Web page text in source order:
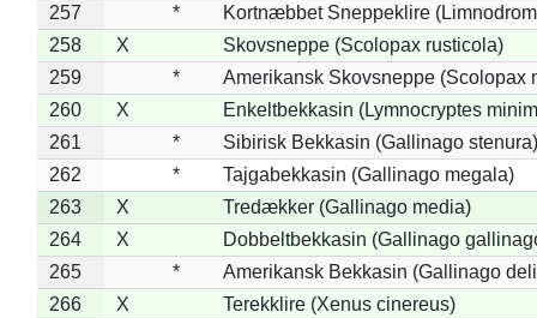
257
*
Kortnæbbet Sneppeklire
258
X
Skovsneppe (Scolopax rusticola)
259
*
Amerikansk Skovsneppe (Scolopax
260
X
Enkeltbekkasin (Lymnocryptes
261
*
Sibirisk Bekkasin (Gallinago stenura)
262
*
Tajgabekkasin (Gallinago megala)
263
X
Tredækker (Gallinago media)
264
X
Dobbeltbekkasin (Gallinago
265
*
Amerikansk Bekkasin (Gallinago
266
X
Terekklire (Xenus cinereus)